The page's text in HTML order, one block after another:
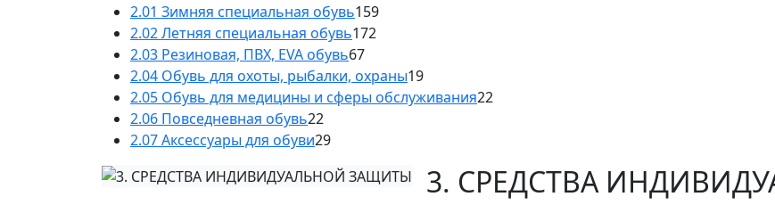
2.01 Зимняя специальная обувь159
2.02 Летняя специальная обувь172
2.03 Резиновая, ПВХ, EVA обувь67
2.04 Обувь для охоты, рыбалки, охраны19
2.05 Обувь для медицины и сферы обслуживания22
2.06 Повседневная обувь22
2.07 Аксессуары для обуви29
3. СРЕДСТВА